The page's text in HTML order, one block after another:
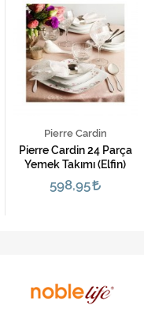
Pierre Cardin
Pierre Cardin 24 Parça
Yemek Takımı (Elfin)
598,95